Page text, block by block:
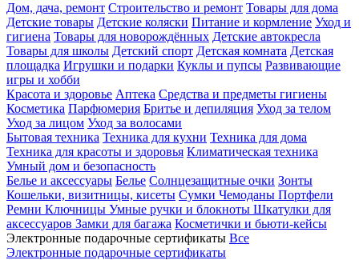
Дом, дача, ремонт Строительство и ремонт Товары для дома
Детские товары Детские коляски Питание и кормление Уход и
гигиена Товары для новорождённых Детские автокресла
Товары для школы Детский спорт Детская комната Детская
площадка Игрушки и подарки Куклы и пупсы Развивающие
игры и хобби
Красота и здоровье Аптека Средства и предметы гигиены
Косметика Парфюмерия Бритье и депиляция Уход за телом
Уход за лицом Уход за волосами
Бытовая техника Техника для кухни Техника для дома
Техника для красоты и здоровья Климатическая техника
Умный дом и безопасность
Белье и аксессуары Белье Солнцезащитные очки Зонты
Кошельки, визитницы, кисеты Сумки Чемоданы Портфели
Ремни Ключницы Умные ручки и блокноты Шкатулки для
аксессуаров Замки для багажа Косметички и бьюти-кейсы
Электронные подарочные сертификаты Все
Электронные подарочные сертификаты